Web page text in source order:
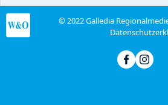
© 2022 Galledia